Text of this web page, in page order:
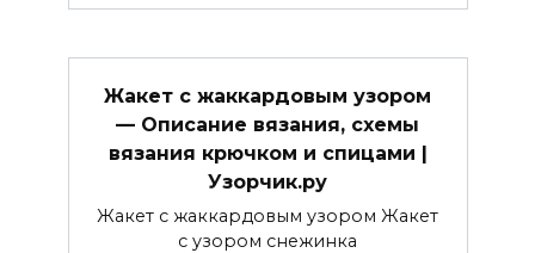
Жакет с жаккардовым узором
— Описание вязания, схемы
вязания крючком и спицами |
Узорчик.ру
Жакет с жаккардовым узором Жакет
с узором снежинка